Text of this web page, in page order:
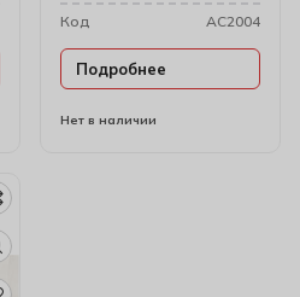
Нет в наличии
Код AC2004
Подробнее